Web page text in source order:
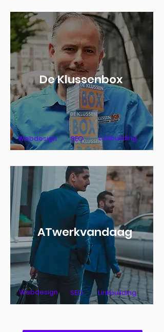
De Klussenbox
SEO Linkbuilding
Webdesign
SEO Linkbuilding
ATwerkvandaag
Webdesign